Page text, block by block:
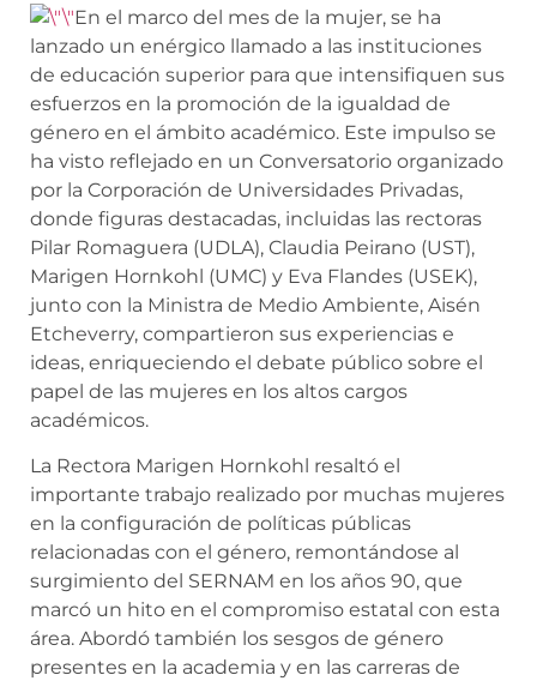
En el marco del mes de la mujer, se ha
lanzado un enérgico llamado a las instituciones
de educación superior para que intensifiquen sus
esfuerzos en la promoción de la igualdad de
género en el ámbito académico. Este impulso se
ha visto reflejado en un Conversatorio organizado
por la Corporación de Universidades Privadas,
donde figuras destacadas, incluidas las rectoras
Pilar Romaguera (UDLA), Claudia Peirano (UST),
Marigen Hornkohl (UMC) y Eva Flandes (USEK),
junto con la Ministra de Medio Ambiente, Aisén
Etcheverry, compartieron sus experiencias e
ideas, enriqueciendo el debate público sobre el
papel de las mujeres en los altos cargos
académicos.
La Rectora Marigen Hornkohl resaltó el
importante trabajo realizado por muchas mujeres
en la configuración de políticas públicas
relacionadas con el género, remontándose al
surgimiento del SERNAM en los años 90, que
marcó un hito en el compromiso estatal con esta
área. Abordó también los sesgos de género
presentes en la academia y en las carreras de